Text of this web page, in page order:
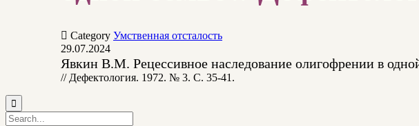
 Category Умственная отсталость
29.07.2024
Явкин В.М. Рецессивное наследование олигофрении в
// Дефектология. 1972. № 3. С. 35-41.
